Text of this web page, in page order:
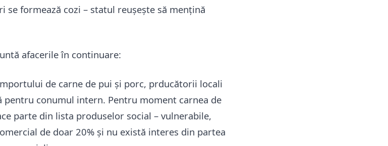
se formează cozi – statul reușește să mențină
afacerile în continuare:
de carne de pui și porc, prducătorii locali
conumul intern. Pentru moment carnea de
parte din lista produselor social – vulnerabile,
de doar 20% și nu există interes din partea